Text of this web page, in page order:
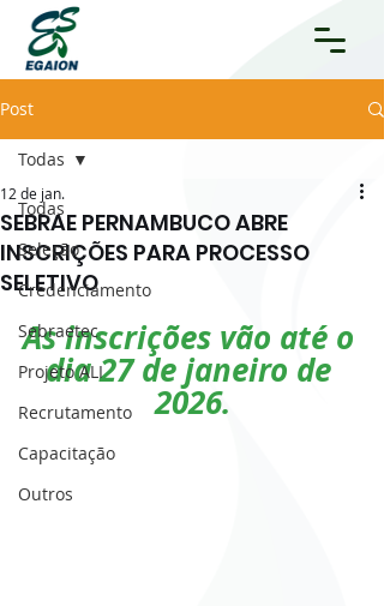
Post
Todas
Seleção
Credenciamento
Sebraetec
Projeto ALI
Recrutamento
Capacitação
Outros
Todas
SEBRAE PERNAMBUCO ABRE
INSCRIÇÕES PARA PROCESSO
SELETIVO
12 de jan.
As inscrições vão até o
dia 27 de janeiro de
2026.